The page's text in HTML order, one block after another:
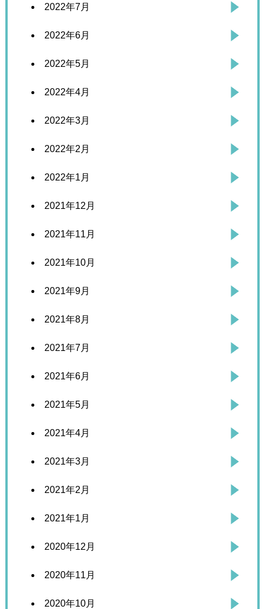
2022年7月
2022年6月
2022年5月
2022年4月
2022年3月
2022年2月
2022年1月
2021年12月
2021年11月
2021年10月
2021年9月
2021年8月
2021年7月
2021年6月
2021年5月
2021年4月
2021年3月
2021年2月
2021年1月
2020年12月
2020年11月
2020年10月